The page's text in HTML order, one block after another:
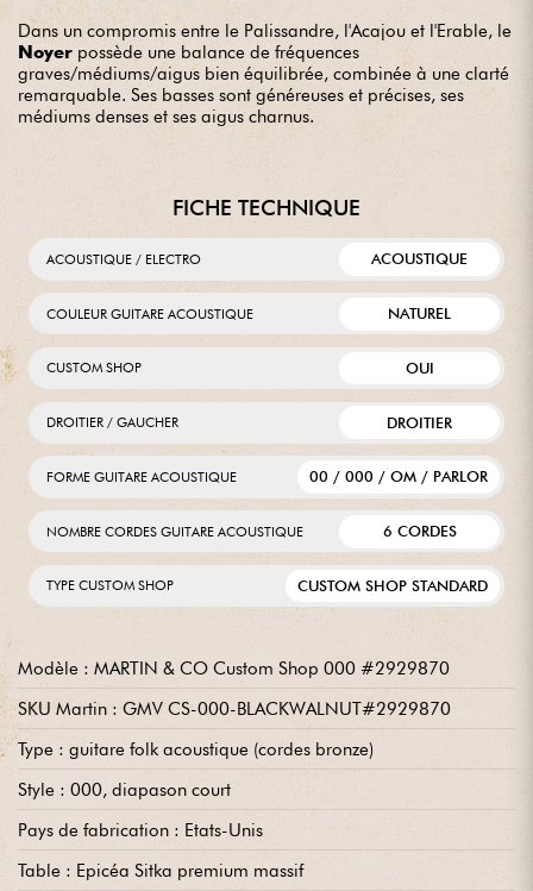
Dans un compromis entre le Palissandre, l'Acajou et l'Erable, le
Noyer possède une balance de fréquences
graves/médiums/aigus bien équilibrée, combinée à une clarté
remarquable. Ses basses sont généreuses et précises, ses
médiums denses et ses aigus charnus.
FICHE TECHNIQUE
ACOUSTIQUE / ELECTRO ACOUSTIQUE
COULEUR GUITARE ACOUSTIQUE NATUREL
CUSTOM SHOP OUI
DROITIER / GAUCHER DROITIER
FORME GUITARE ACOUSTIQUE 00 / 000 / OM / PARLOR
NOMBRE CORDES GUITARE ACOUSTIQUE 6 CORDES
TYPE CUSTOM SHOP CUSTOM SHOP STANDARD
Modèle : MARTIN & CO Custom Shop 000 #2929870
SKU Martin : GMV CS-000-BLACKWALNUT#2929870
Type : guitare folk acoustique (cordes bronze)
Style : 000, diapason court
Pays de fabrication : Etats-Unis
Table : Epicéa Sitka premium massif